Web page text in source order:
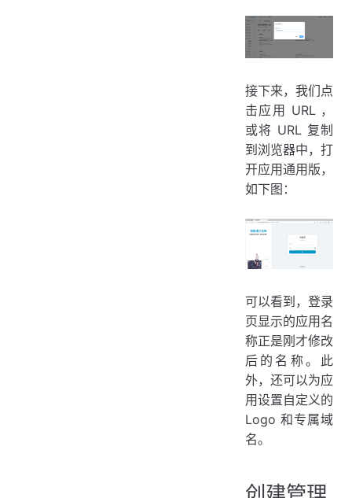
接下来，我们点
击应用 URL ，
或将 URL 复制
到浏览器中，打
开应用通用版，
如下图：
可以看到，登录
页显示的应用名
称正是刚才修改
后的名称。此
外，还可以为应
用设置自定义的
Logo 和专属域
名。